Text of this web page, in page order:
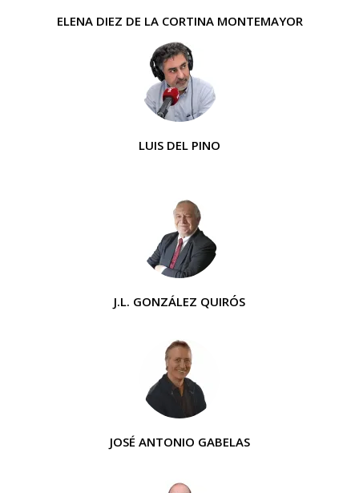
ELENA DIEZ DE LA CORTINA MONTEMAYOR
LUIS DEL PINO
J.L. GONZÁLEZ QUIRÓS
JOSÉ ANTONIO GABELAS